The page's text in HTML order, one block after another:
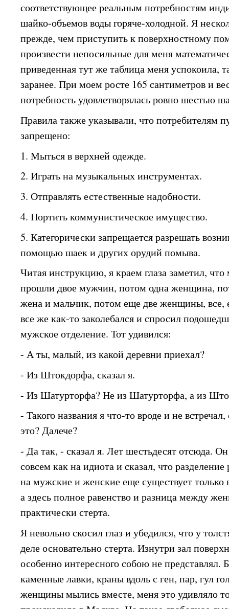
соответствующее реальным потребностям
шайко-объемов воды горяче-холодной. Я
прежде, чем приступить к поверхностному
произвести непосильные для меня
приведенная тут же таблица меня успокоила,
заранее. При моем росте 165 сантиметров и
потребность удовлетворялась ровно шестью
Правила также указывали, что потребителям
запрещено:
1. Мыться в верхней одежде.
2. Играть на музыкальных инструментах.
3. Отправлять естественные надобности.
4. Портить коммунистическое имущество.
5. Категорически запрещается разрешать
помощью шаек и других орудий помыва.
Читая инструкцию, я краем глаза заметил,
прошли двое мужчин, потом одна женщина,
жена и мальчик, потом еще две женщины, все,
все же как-то заколебался и спросил
мужское отделение. Тот удивился:
- А ты, малый, из какой деревни приехал?
- Из Штокдорфа, сказал я.
- Из Шатурторфа? Не из Шатурторфа, а из
- Такого названия я что-то вроде и не
это? Далече?
- Да так, - сказал я. Лет шестьдесят отсюда.
совсем как на идиота и сказал, что
на мужские и женские еще существует только
а здесь полное равенство и разница между
практически стерта.
Я невольно скосил глаз и убедился, что у
деле основательно стерта. Изнутри зал
особенно интересного собою не представлял.
каменные лавки, краны вдоль с ген, пар, гул
женщины мылись вместе, меня это удивляло